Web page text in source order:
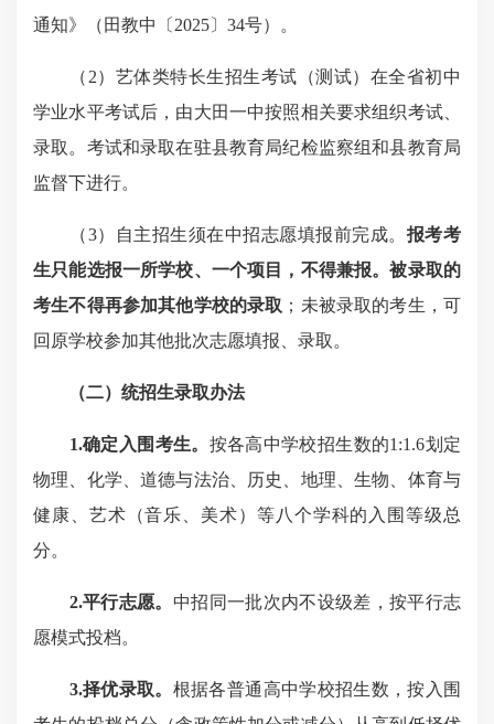
通知》（田教中〔2025〕34号）。
（2）艺体类特长生招生考试（测试）在全省初中
学业水平考试后，由大田一中按照相关要求组织考试、
录取。考试和录取在驻县教育局纪检监察组和县教育局
监督下进行。
（3）自主招生须在中招志愿填报前完成。 报考考
生只能选报一所学校、一个项目，不得兼报。被录取的
考生不得再参加其他学校的录取 ；未被录取的考生，可
回原学校参加其他批次志愿填报、录取。
（二）统招生录取办法
1.确定入围考生。 按各高中学校招生数的1:1.6划定
物理、化学、道德与法治、历史、地理、生物、体育与
健康、艺术（音乐、美术）等八个学科的入围等级总
分。
2.平行志愿。 中招同一批次内不设级差，按平行志
愿模式投档。
3.择优录取。 根据各普通高中学校招生数，按入围